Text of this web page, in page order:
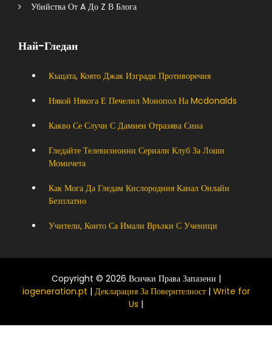
Убийства От A До Z В Блога
Най-Гледан
Къщата, Която Джак Изгради Противоречия
Някой Някога Е Печелил Монопол На Mcdonalds
Какво Се Случи С Дамиен Отразява Сина
Гледайте Телевизионни Сериали Клуб За Лоши
Момичета
Как Мога Да Гледам Кислородния Канал Онлайн
Безплатно
Учители, Които Са Имали Връзки С Ученици
Copyright © 2026 Всички Права Запазени |
iogeneration.pt | Декларация За Поверителност| Write for
Us |